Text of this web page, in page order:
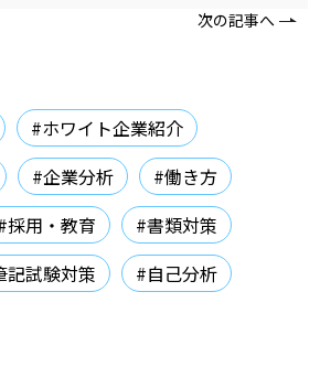
次の記事へ
#ホワイト企業紹介
#企業分析
#働き方
採用・教育
#書類対策
記試験対策
#自己分析